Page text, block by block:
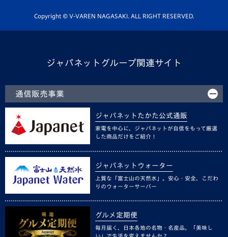
ホームタウン活動
Copyright © V-VAREN NAGASAKI. ALL RIGHT RESERVED.
ジャパネットグループ関連サイト
通信販売事業
ジャパネットたかた公式通販
家電を中心に、ジャパネットが自信をもって厳選
した商品だけをご紹介！
ジャパネットウォーター
上質な「富士山の天然水」。安心・安全、こだわ
りのウォーターサーバー
グルメ定期便
毎月届く、日本各地の名物・名産品。「美味し
い」で生活を変えませんか？